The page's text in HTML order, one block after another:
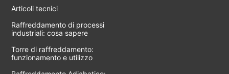
Articoli tecnici
Raffreddamento di processi
industriali: cosa sapere
Torre di raffreddamento:
funzionamento e utilizzo